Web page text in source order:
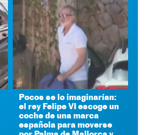
Pocos se lo imaginarían:
el rey Felipe VI escoge un
coche de una marca
española para moverse